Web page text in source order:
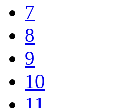
7
8
9
10